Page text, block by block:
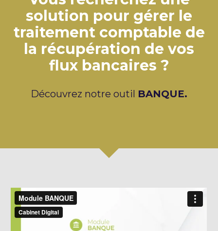
solution pour gérer le
traitement comptable de
la récupération de vos
flux bancaires ?
Découvrez notre outil BANQUE.